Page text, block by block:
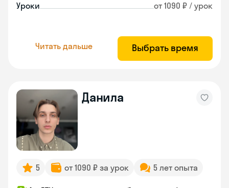
Уроки от 1090 ₽ / урок
Читать дальше Выбрать время
Данила
5 от 1090 ₽ за урок 5 лет опыта